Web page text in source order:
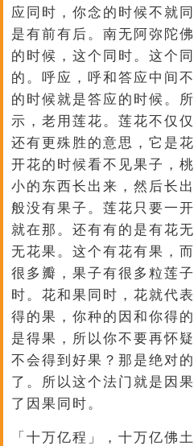
应同时，你念的时候不就
是有前有后。南无阿弥陀
的时候，这个同时。这个
的。呼应，呼和答应中间
的时候就是答应的时候。
示，老用莲花。莲花不仅
还有更殊胜的意思，它是
开花的时候看不见果子，
小的东西长出来，然后长
般没有果子。莲花只要一
就在那。还有有的是有花
无花果。这个有花有果，
很多瓣，果子有很多粒莲
时。花和果同时，花就代
得的果，你种的因和你得
是得果，所以你不要再怀
不会得到好果？那是绝对
了。所以这个法门就是因
了因果同时。
「十万亿程」，十万亿佛